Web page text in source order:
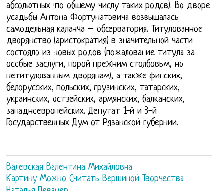
абсолютных (по общему числу таких родов). Во дворе
усадьбы Антона Фортунатовича возвышалась
самодельная каланча – обсерватория. Титулованное
дворянство (аристократия) в значительной части
состояло из новых родов (пожалование титула за
особые заслуги, порой прежним столбовым, но
нетитулованным дворянам), а также финских,
белорусских, польских, грузинских, татарских,
украинских, остзейских, армянских, балканских,
западноевропейских. Депутат 1-й и 3-й
Государственных Дум от Рязанской губернии.
Валевская Валентина Михайловна
Картину Можно Считать Вершиной Творчества